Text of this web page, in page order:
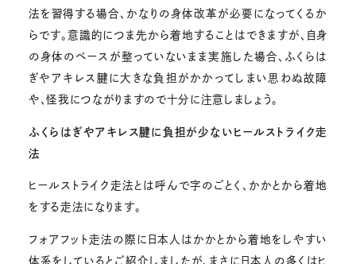
法を習得する場合、かなりの身体改革が必要になってくるか
らです。意識的につま先から着地することはできますが、自身
の身体のベースが整っていないまま実施した場合、ふくらは
ぎやアキレス腱に大きな負担がかかってしまい思わぬ故障
や、怪我につながりますので十分に注意しましょう。
ふくらはぎやアキレス腱に負担が少ないヒールストライク走
法
ヒールストライク走法とは呼んで字のごとく、かかとから着地
をする走法になります。
フォアフット走法の際に日本人はかかとから着地をしやすい
体系をしているとご紹介しましたが、まさに日本人の多くはヒ